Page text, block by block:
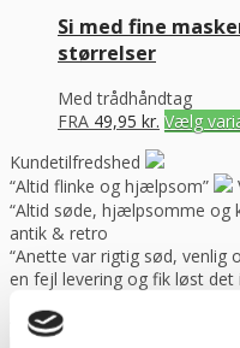
Si med fine
størrelser
Med trådhåndtag
FRA 49,95 kr. Vælg
Kundetilfredshed
“Altid flinke og hjælpsom”
“Altid søde, hjælpsomme og
antik & retro
“Anette var rigtig sød, venlig
en fejl levering og fik løst
“Bestilte kl.13 og havde